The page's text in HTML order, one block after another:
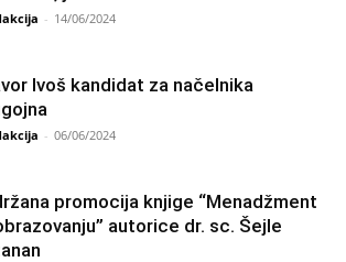
- 14/06/2024
Ivoš kandidat za načelnika
- 06/06/2024
promocija knjige “Menadžment
autorice dr. sc. Šejle